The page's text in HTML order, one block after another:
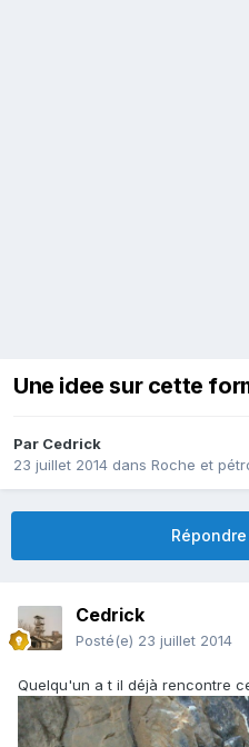
Une idee sur cette
Par Cedrick
23 juillet 2014 dans Roche et
Cedrick
Posté(e) 23 juillet 2014
Quelqu'un a t il déjà rencontre